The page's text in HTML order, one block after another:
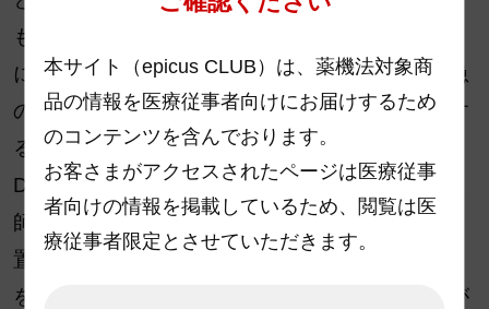
も、「DECTで骨髄浮腫が明瞭に描出できるよう
になって、圧迫骨折や大腿骨頭の頸部骨折、緊急
の腰椎ヘルニアなどの診断に有用です」と評価す
る。
DECT撮影は前機種の時から行っていたが酒井技
師は、「Aquilion Serveでは、AiCE-iと非剛体位
置合わせによって1回の撮影で診断が可能な画像
を得ることができるようになり、安心して検査が
本サイト（epicus CLUB）は、薬機法対象商
品の情報を医療従事者向けにお届けするため
のコンテンツを含んでおります。
お客さまがアクセスされたページは医療従事
者向けの情報を掲載しているため、閲覧は医
療従事者限定とさせていただきます。